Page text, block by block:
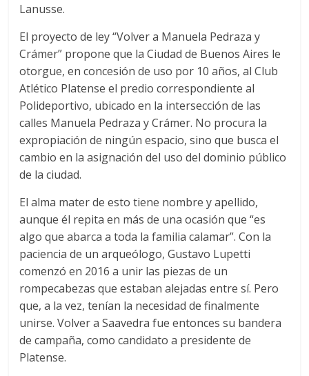
Lanusse.
El proyecto de ley “Volver a Manuela Pedraza y
Crámer” propone que la Ciudad de Buenos Aires le
otorgue, en concesión de uso por 10 años, al Club
Atlético Platense el predio correspondiente al
Polideportivo, ubicado en la intersección de las
calles Manuela Pedraza y Crámer. No procura la
expropiación de ningún espacio, sino que busca el
cambio en la asignación del uso del dominio público
de la ciudad.
El alma mater de esto tiene nombre y apellido,
aunque él repita en más de una ocasión que “es
algo que abarca a toda la familia calamar”. Con la
paciencia de un arqueólogo, Gustavo Lupetti
comenzó en 2016 a unir las piezas de un
rompecabezas que estaban alejadas entre sí. Pero
que, a la vez, tenían la necesidad de finalmente
unirse. Volver a Saavedra fue entonces su bandera
de campaña, como candidato a presidente de
Platense.